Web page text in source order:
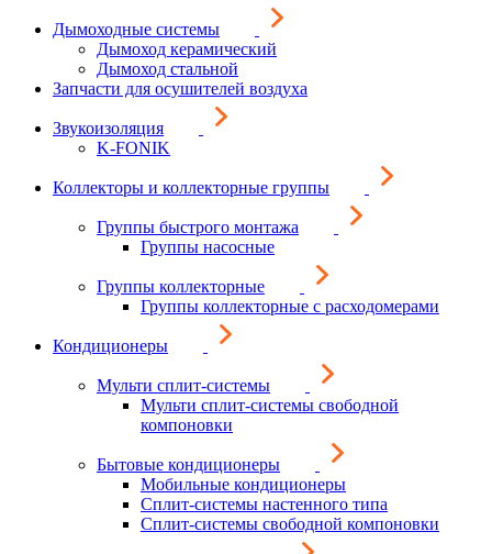
Дымоходные системы
Дымоход керамический
Дымоход стальной
Запчасти для осушителей воздуха
Звукоизоляция
K-FONIK
Коллекторы и коллекторные группы
Группы быстрого монтажа
Группы насосные
Группы коллекторные
Группы коллекторные с расходомерами
Кондиционеры
Мульти сплит-системы
Мульти сплит-системы свободной
компоновки
Бытовые кондиционеры
Мобильные кондиционеры
Сплит-системы настенного типа
Сплит-системы свободной компоновки